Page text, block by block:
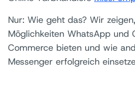
Nur: Wie geht das? Wir
Möglichkeiten WhatsApp und
Commerce bieten und wie
Messenger erfolgreich